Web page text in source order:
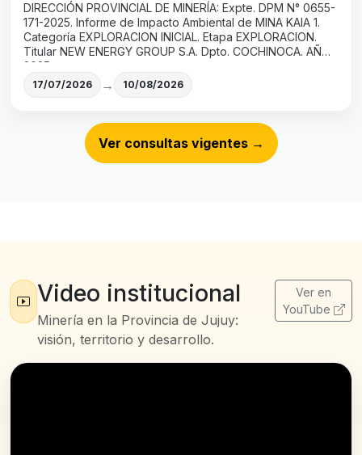
DIRECCIÓN PROVINCIAL DE MINERÍA: Expte. DPM N° 0655-
171-2025. Informe de Impacto Ambiental de MINA KAIA 1.
Categoría EXPLORACION INICIAL. Etapa EXPLORACION.
Titular NEW ENERGY GROUP S.A. Dpto. COCHINOCA. AÑO
2025.
17/07/2026 → 10/08/2026
Ver consultas vigentes →
Video institucional
Minería en la Provincia de Jujuy:
visión, territorio y desarrollo.
Ver en
YouTube